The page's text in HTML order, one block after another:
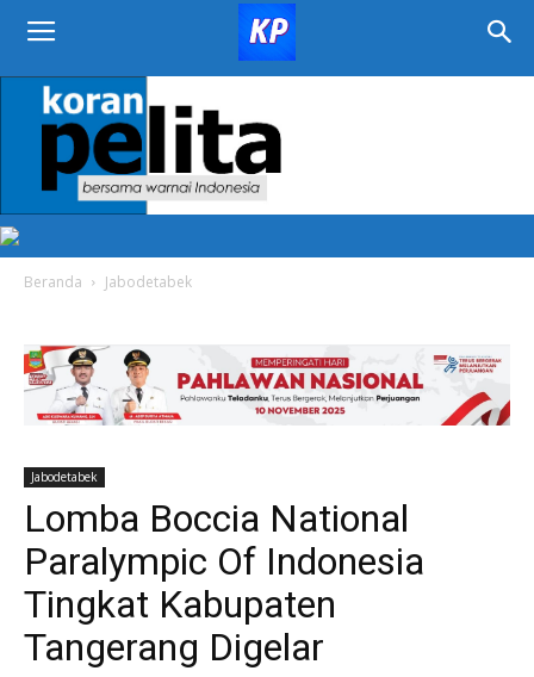
KORAN
PELITA
Beranda Jabodetabek
Jabodetabek
Lomba Boccia National
Paralympic Of Indonesia
Tingkat Kabupaten
Tangerang Digelar